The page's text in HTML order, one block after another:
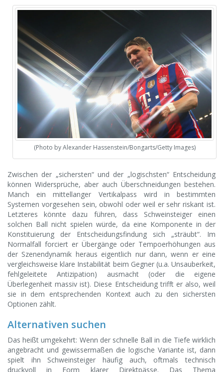
(Photo by Alexander Hassenstein/Bongarts/Getty Images)
Zwischen der „sichersten“ und der „logischsten“ Entscheidung
können Widersprüche, aber auch Überschneidungen bestehen.
Manch ein mittellanger Vertikalpass wird in bestimmten
Systemen vorgesehen sein, obwohl oder weil er sehr riskant ist.
Letzteres könnte dazu führen, dass Schweinsteiger einen
solchen Ball nicht spielen würde, da eine Komponente in der
Konstituierung der Entscheidungsfindung sich „sträubt“. Im
Normalfall forciert er Übergänge oder Tempoerhöhungen aus
der Szenendynamik heraus eigentlich nur dann, wenn er eine
vergleichsweise klare Instabilität beim Gegner (u.a. Unsauberkeit,
fehlgeleitete Antizipation) ausmacht (oder die eigene
Überlegenheit massiv ist). Diese Entscheidung trifft er also, weil
sie in dem entsprechenden Kontext auch zu den sichersten
Optionen zählt.
Alternativen suchen
Das heißt umgekehrt: Wenn der schnelle Ball in die Tiefe wirklich
angebracht und gewissermaßen die logische Variante ist, dann
spielt ihn Schweinsteiger häufig auch, oftmals technisch
druckvoll in Form klarer Direktpässe. Das Thema